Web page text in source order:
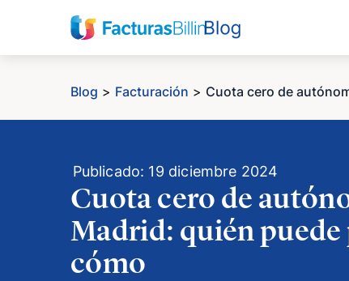
Blog > Facturación > Cuota cero de
Publicado: 19 diciembre 2024
Cuota cero de
Madrid: quién
cómo